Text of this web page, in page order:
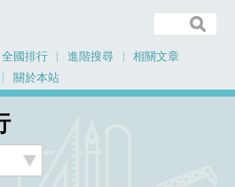
全國排行 進階搜尋
相關文章
關於本站